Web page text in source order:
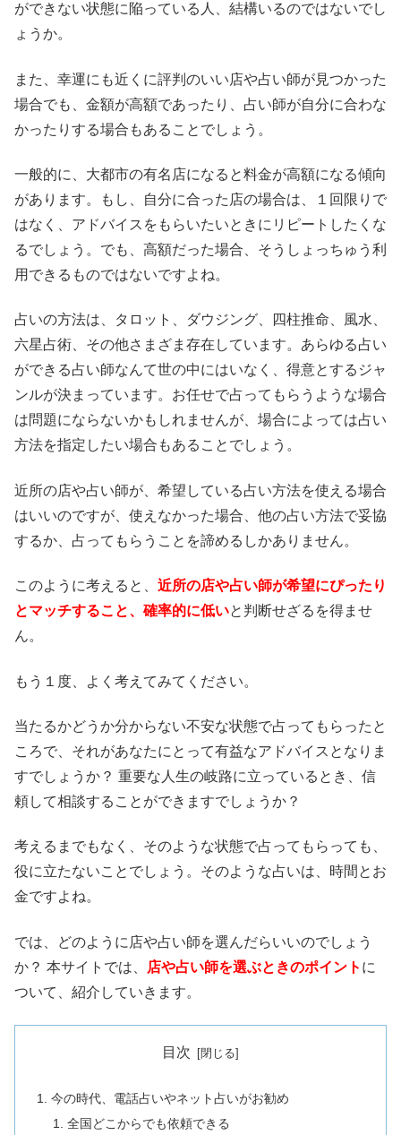
ができない状態に陥っている人、結構いるのではないでし
ょうか。
また、幸運にも近くに評判のいい店や占い師が見つかった
場合でも、金額が高額であったり、占い師が自分に合わな
かったりする場合もあることでしょう。
一般的に、大都市の有名店になると料金が高額になる傾向
があります。もし、自分に合った店の場合は、１回限りで
はなく、アドバイスをもらいたいときにリピートしたくな
るでしょう。でも、高額だった場合、そうしょっちゅう利
用できるものではないですよね。
占いの方法は、タロット、ダウジング、四柱推命、風水、
六星占術、その他さまざま存在しています。あらゆる占い
ができる占い師なんて世の中にはいなく、得意とするジャ
ンルが決まっています。お任せで占ってもらうような場合
は問題にならないかもしれませんが、場合によっては占い
方法を指定したい場合もあることでしょう。
近所の店や占い師が、希望している占い方法を使える場合
はいいのですが、使えなかった場合、他の占い方法で妥協
するか、占ってもらうことを諦めるしかありません。
このように考えると、 近所の店や占い師が希望にぴったり
とマッチすること、確率的に低いと判断せざるを得ませ
ん。
もう１度、よく考えてみてください。
当たるかどうか分からない不安な状態で占ってもらったと
ころで、それがあなたにとって有益なアドバイスとなりま
すでしょうか？ 重要な人生の岐路に立っているとき、信
頼して相談することができますでしょうか？
考えるまでもなく、そのような状態で占ってもらっても、
役に立たないことでしょう。そのような占いは、時間とお
金ですよね。
では、どのように店や占い師を選んだらいいのでしょう
か？ 本サイトでは、
店や占い師を選ぶときのポイント に
ついて、紹介していきます。
目次
今の時代、電話占いやネット占いがお勧め
全国どこからでも依頼できる